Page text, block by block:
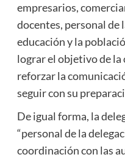
empresarios,
docentes, personal de
educación y la
lograr el objetivo de la
reforzar la
seguir con su
De igual forma, la
“personal de la
coordinación con las